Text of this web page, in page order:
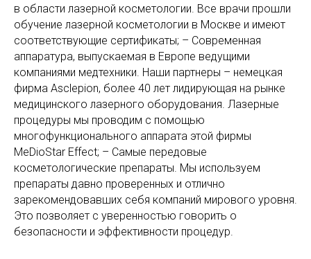
в области лазерной косметологии. Все врачи прошли
обучение лазерной косметологии в Москве и имеют
соответствующие сертификаты; – Современная
аппаратура, выпускаемая в Европе ведущими
компаниями медтехники. Наши партнеры – немецкая
фирма Asclepion, более 40 лет лидирующая на рынке
медицинского лазерного оборудования. Лазерные
процедуры мы проводим с помощью
многофункционального аппарата этой фирмы
MeDioStar Effect; – Самые передовые
косметологические препараты. Мы используем
препараты давно проверенных и отлично
зарекомендовавших себя компаний мирового уровня.
Это позволяет с уверенностью говорить о
безопасности и эффективности процедур.